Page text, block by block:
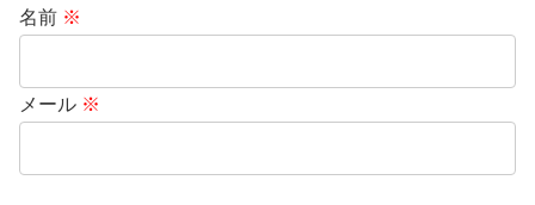
名前 ※
メール ※